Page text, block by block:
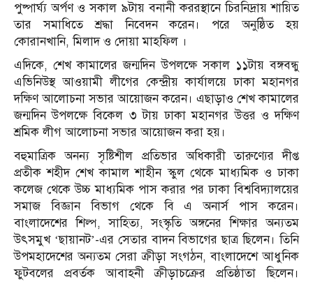
পুষ্পার্ঘ্য অর্পণ ও সকাল ৯টায় বনানী কররস্থানে চিরনিদ্রায় শায়িত
তার সমাধিতে শ্রদ্ধা নিবেদন করেন। পরে অনুষ্ঠিত হয়
কোরানখানি, মিলাদ ও দোয়া মাহফিল ।
এদিকে, শেখ কামালের জন্মদিন উপলক্ষে সকাল ১১টায় বঙ্গবন্ধু
এভিনিউস্থ আওয়ামী লীগের কেন্দ্রীয় কার্যালয়ে ঢাকা মহানগর
দক্ষিণ আলোচনা সভার আয়োজন করেন। এছাড়াও শেখ কামালের
জন্মদিন উপলক্ষে বিকেল ৩ টায় ঢাকা মহানগর উত্তর ও দক্ষিণ
শ্রমিক লীগ আলোচনা সভার আয়োজন করা হয়।
বহুমাত্রিক অনন্য সৃষ্টিশীল প্রতিভার অধিকারী তারুণ্যের দীপ্ত
প্রতীক শহীদ শেখ কামাল শাহীন স্কুল থেকে মাধ্যমিক ও ঢাকা
কলেজ থেকে উচ্চ মাধ্যমিক পাস করার পর ঢাকা বিশ্ববিদ্যালয়ের
সমাজ বিজ্ঞান বিভাগ থেকে বি এ অনার্স পাস করেন।
বাংলাদেশের শিল্প, সাহিত্য, সংস্কৃতি অঙ্গনের শিক্ষার অন্যতম
উৎসমুখ ‘ছায়ানট’-এর সেতার বাদন বিভাগের ছাত্র ছিলেন। তিনি
উপমহাদেশের অন্যতম সেরা ক্রীড়া সংগঠন, বাংলাদেশে আধুনিক
ফুটবলের প্রবর্তক আবাহনী ক্রীড়াচক্রের প্রতিষ্ঠাতা ছিলেন।